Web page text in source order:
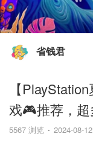
省钱君
【
戏🎮推荐，超
5567 浏览 2024-08-